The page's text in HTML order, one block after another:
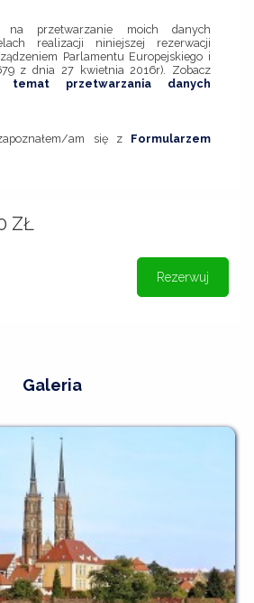
na przetwarzanie moich danych
realizacji niniejszej rezerwacji
Parlamentu Europejskiego i
z dnia 27 kwietnia 2016r). Zobacz
temat przetwarzania danych
am się z Formularzem
ZŁ
Rezerwuj
Galeria